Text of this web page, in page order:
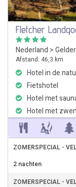
Fletcher
Nederland >
Afstand: 46,3 km
Hotel in de
Fietshotel
Hotel met
Hotel met
ZOMERSPECIAL -
2 nachten
ZOMERSPECIAL -